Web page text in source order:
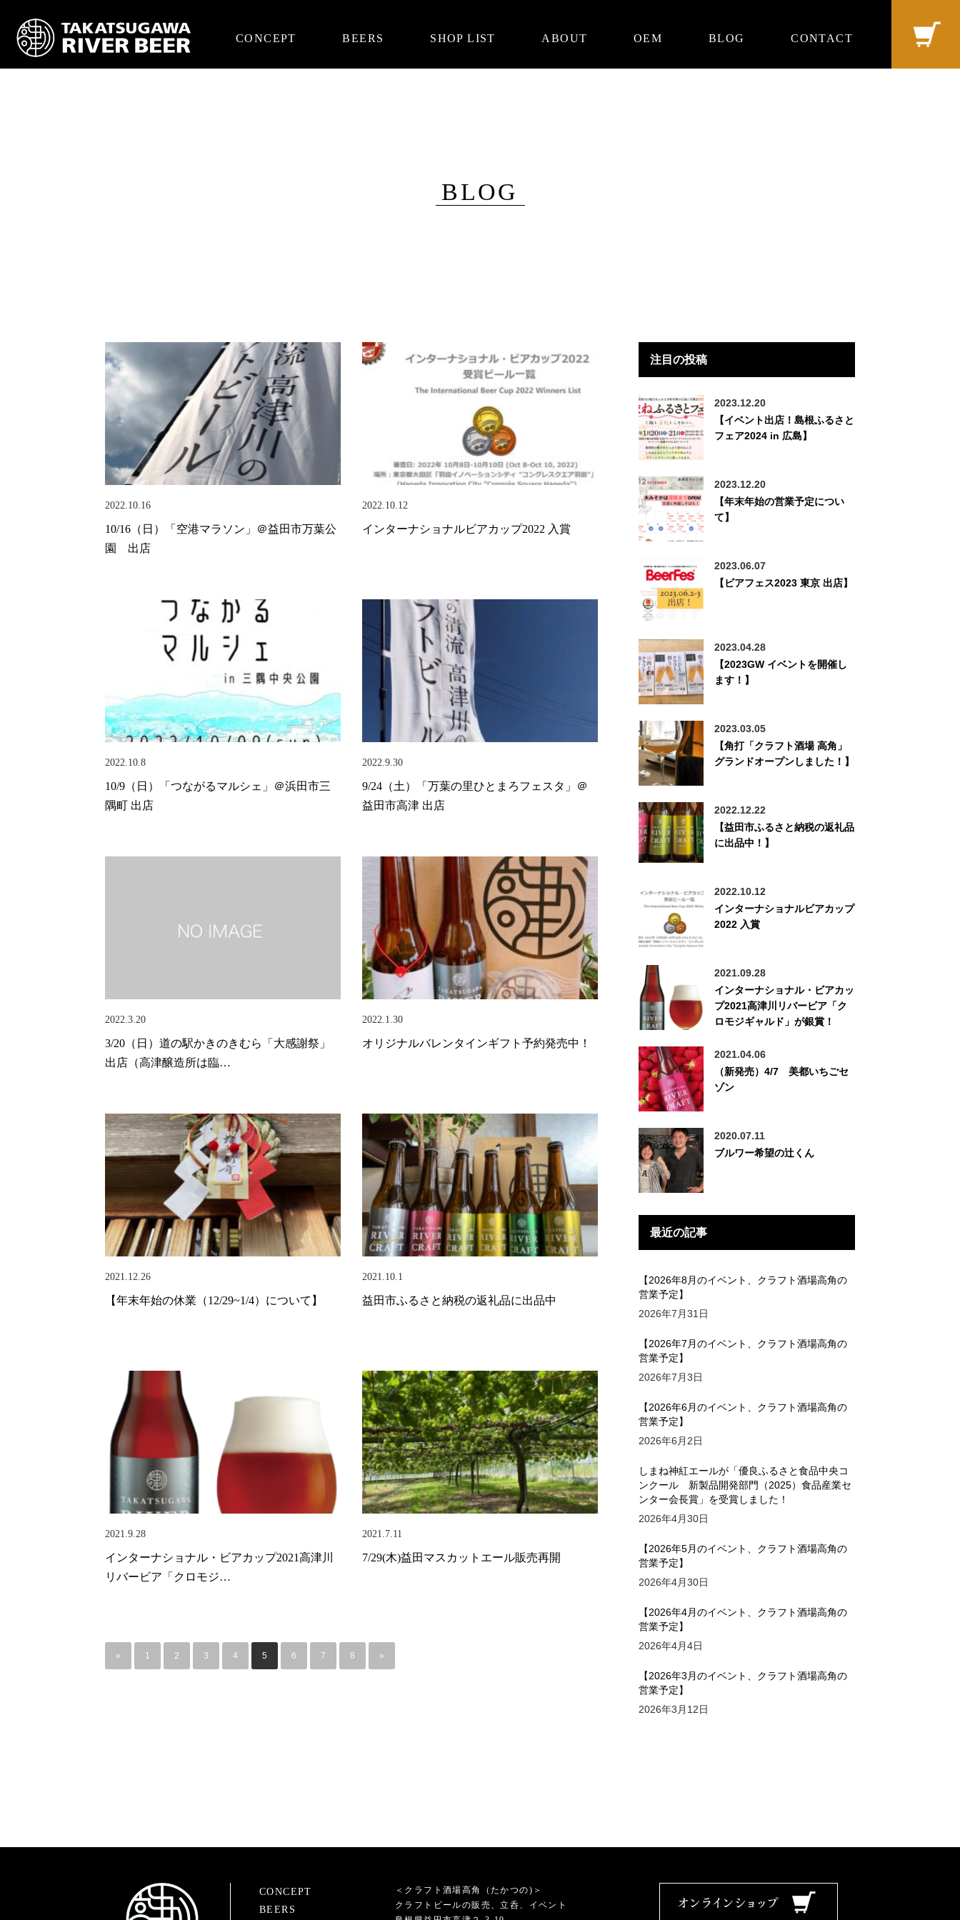
CONCEPT BEERS SHOP LIST ABOUT OEM BLOG CONTACT
BLOG
2022.10.16
10/16（日）「空港マラソン」＠益田市万葉公
園 出店
2022.10.12
インターナショナルビアカップ2022 入賞
2022.10.8
10/9（日）「つながるマルシェ」＠浜田市三
隅町 出店
2022.9.30
9/24（土）「万葉の里ひとまろフェスタ」＠
益田市高津 出店
2022.3.20
3/20（日）道の駅かきのきむら「大感謝祭」
出店（高津醸造所は臨…
2022.1.30
オリジナルバレンタインギフト予約発売中！
2021.12.26
【年末年始の休業（12/29~1/4）について】
2021.10.1
益田市ふるさと納税の返礼品に出品中
2021.9.28
インターナショナル・ビアカップ2021高津川
リバービア「クロモジ…
2021.7.11
7/29(木)益田マスカットエール販売再開
« 1 2 3 4 5 6 7 8 »
注目の投稿
2023.12.20
【イベント出店！島根ふるさと
フェア2024 in 広島】
2023.12.20
【年末年始の営業予定につい
て】
2023.06.07
【ビアフェス2023 東京 出店】
2023.04.28
【2023GW イベントを開催し
ます！】
2023.03.05
【角打「クラフト酒場 高角」
グランドオープンしました！】
2022.12.22
【益田市ふるさと納税の返礼品
に出品中！】
2022.10.12
インターナショナルビアカップ
2022 入賞
2021.09.28
インターナショナル・ビアカッ
プ2021高津川リバービア「ク
ロモジギャルド」が銀賞！
2021.04.06
（新発売）4/7 美都いちごセ
ゾン
2020.07.11
ブルワー希望の辻くん
最近の記事
【2026年8月のイベント、クラフト酒場高角の
営業予定】
2026年7月31日
【2026年7月のイベント、クラフト酒場高角の
営業予定】
2026年7月3日
【2026年6月のイベント、クラフト酒場高角の
営業予定】
2026年6月2日
しまね神紅エールが「優良ふるさと食品中央コ
ンクール 新製品開発部門（2025）食品産業セ
ンター会長賞」を受賞しました！
2026年4月30日
【2026年5月のイベント、クラフト酒場高角の
営業予定】
2026年4月30日
【2026年4月のイベント、クラフト酒場高角の
営業予定】
2026年4月4日
【2026年3月のイベント、クラフト酒場高角の
営業予定】
2026年3月12日
CONCEPT
BEERS
＜クラフト酒場高角（たかつの)＞
クラフトビールの販売、立呑、イベント